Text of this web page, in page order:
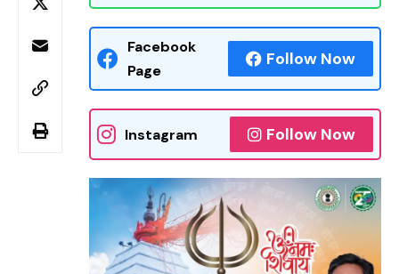
Facebook
Page
Follow Now
Instagram Follow Now